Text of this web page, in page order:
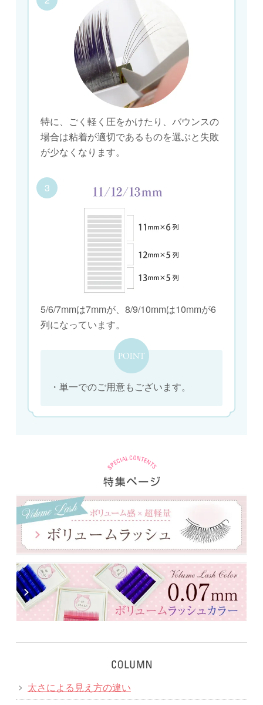
特に、ごく軽く圧をかけたり、バウンスの
場合は粘着が適切であるものを選ぶと失敗
が少なくなります。
3
5/6/7mmは7mmが、8/9/10mmは10mmが6
列になっています。
・単一でのご用意もございます。
太さによる見え方の違い